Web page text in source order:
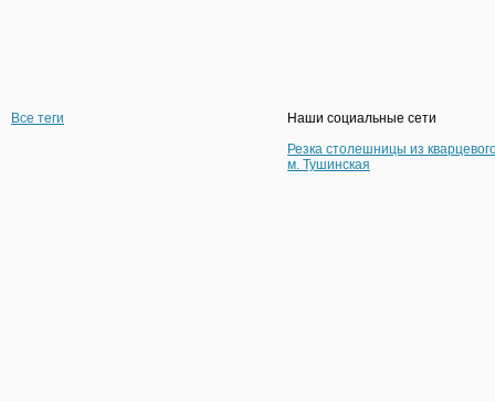
Все теги
Наши социальные сети
Резка столешницы из
м. Тушинская